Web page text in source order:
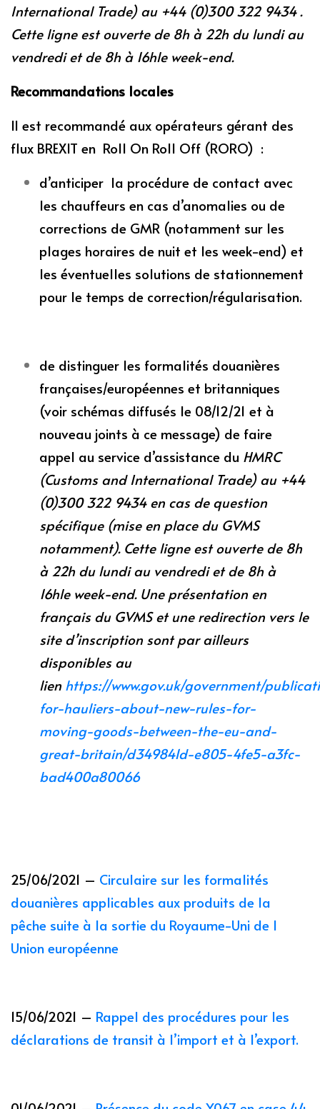
International Trade) au +44 (0)300 322 9434 .
Cette ligne est ouverte de 8h à 22h du lundi au
vendredi et de 8h à 16hle week-end.
Recommandations locales
Il est recommandé aux opérateurs gérant des
flux BREXIT en Roll On Roll Off (RORO) :
d’anticiper la procédure de contact avec
les chauffeurs en cas d’anomalies ou de
corrections de GMR (notamment sur les
plages horaires de nuit et les week-end) et
les éventuelles solutions de stationnement
pour le temps de correction/régularisation.
de distinguer les formalités douanières
françaises/européennes et britanniques
(voir schémas diffusés le 08/12/21 et à
nouveau joints à ce message) de faire
appel au service d’assistance du HMRC
(Customs and International Trade) au +44
(0)300 322 9434 en cas de question
spécifique (mise en place du GVMS
notamment). Cette ligne est ouverte de 8h
à 22h du lundi au vendrediet de 8h à
16hle week-end. Une présentation en
français du GVMS et une redirection vers le
site d’inscription sont par ailleurs
disponibles au
lien https://www.gov.uk/government/
for-hauliers-about-new-rules-for-
moving-goods-between-the-eu-and-
great-britain/d349841d-e805-4fe5-a3fc-
bad400a80066
25/06/2021 – Circulaire sur les formalités
douanières applicables aux produits de la
pêche suite à la sortie du Royaume-Uni de l
Union européenne
15/06/2021 – Rappel des procédures pour les
déclarations de transit à l’import et à l’export.